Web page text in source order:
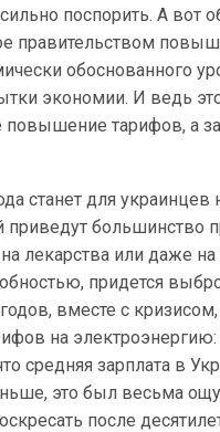
поспорить. А вот
правительством
обоснованного
экономии. И ведь
повышение тарифов, а
станет для
большинство
лекарства или даже
придется
вместе с
на электроэнергию:
средняя зарплата в
это был весьма
после